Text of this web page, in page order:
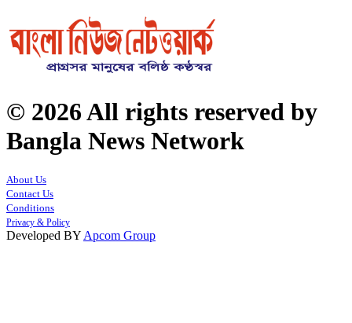
© 2026 All rights reserved by
Bangla News Network
About Us
Contact Us
Conditions
Privacy & Policy
Developed BY Apcom Group